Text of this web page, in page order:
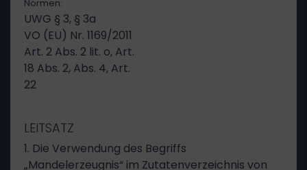
Normen:
UWG § 3, § 3a
VO (EU) Nr. 1169/2011
Art. 2 Abs. 2 lit. o, Art.
18 Abs. 2, Abs. 4, Art.
22
LEITSATZ
1. Die Verwendung des Begriffs
„Mandelerzeugnis“ im Zutatenverzeichnis von